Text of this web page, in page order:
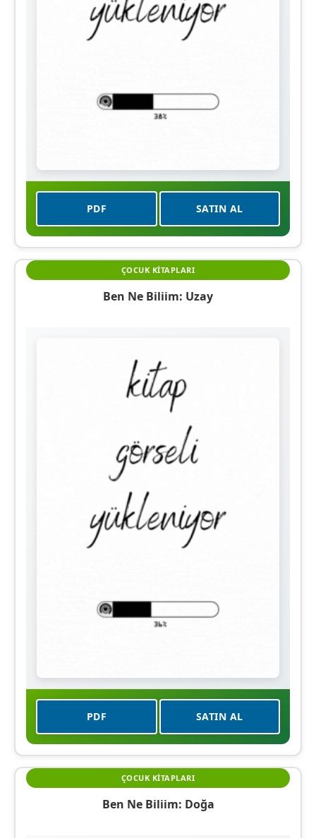
PDF SATIN AL
ÇOCUK KITAPLARI
Ben Ne Biliim: Uzay
PDF SATIN AL
ÇOCUK KITAPLARI
Ben Ne Biliim: Doğa